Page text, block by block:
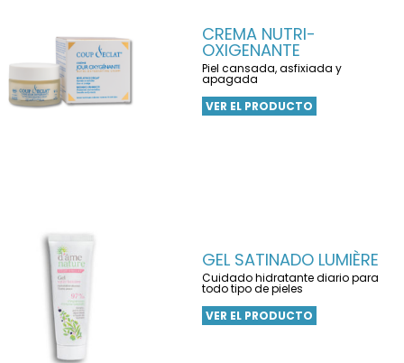
CREMA NUTRI-
OXIGENANTE
Piel cansada, asfixiada y
apagada
VER EL PRODUCTO
GEL SATINADO LUMIÈRE
Cuidado hidratante diario para
todo tipo de pieles
VER EL PRODUCTO